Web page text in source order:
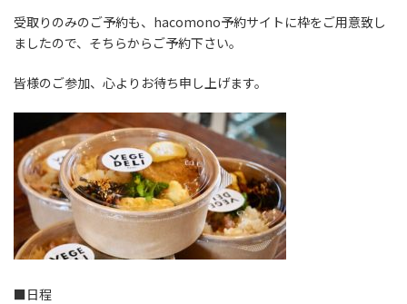
受取りのみのご予約も、hacomono予約サイトに枠をご用意致し
ましたので、そちらからご予約下さい。
皆様のご参加、心よりお待ち申し上げます。
■日程